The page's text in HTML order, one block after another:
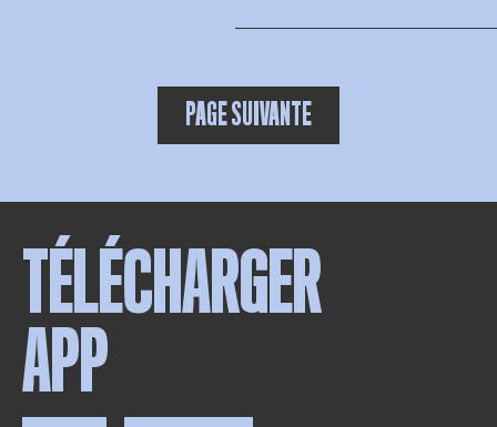
PAGE SUIVANTE
TÉLÉCHARGER
APP